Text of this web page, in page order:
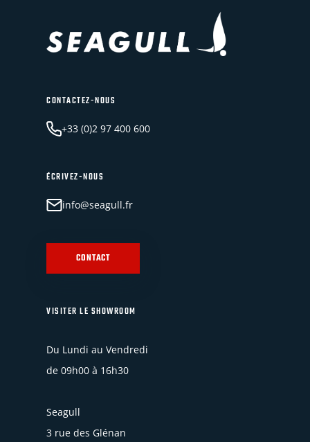
CONTACTEZ-NOUS
+33 (0)2 97 400 600
ÉCRIVEZ-NOUS
info@seagull.fr
CONTACT
VISITER LE SHOWROOM
Du Lundi au Vendredi
de 09h00 à 16h30
Seagull
3 rue des Glénan